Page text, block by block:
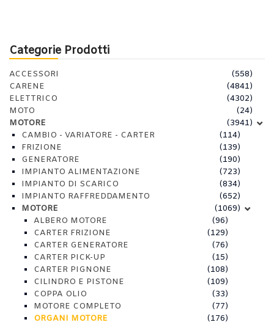
Categorie Prodotti
ACCESSORI
(558)
CARENE
(4841)
ELETTRICO
(4302)
MOTO
(24)
MOTORE
(3941)
CAMBIO - VARIATORE - CARTER
(114)
FRIZIONE
(139)
GENERATORE
(190)
IMPIANTO ALIMENTAZIONE
(723)
IMPIANTO DI SCARICO
(834)
IMPIANTO RAFFREDDAMENTO
(652)
MOTORE
(1069)
ALBERO MOTORE
(96)
CARTER FRIZIONE
(129)
CARTER GENERATORE
(76)
CARTER PICK-UP
(15)
CARTER PIGNONE
(108)
CILINDRO E PISTONE
(109)
COPPA OLIO
(33)
MOTORE COMPLETO
(77)
ORGANI MOTORE
(176)